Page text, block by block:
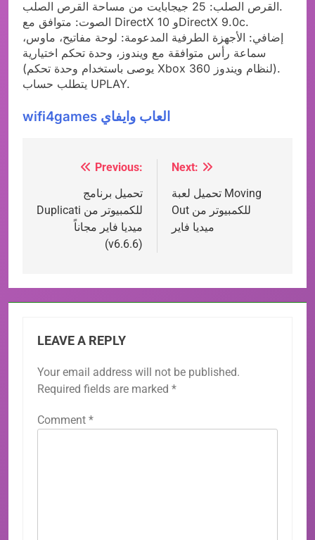
القرص الصلب: 25 جيجابايت من مساحة القرص الصلب.
الصوت: متوافق مع DirectX 10 وDirectX 9.0c.
إضافي: الأجهزة الطرفية المدعومة: لوحة مفاتيح، ماوس،
سماعة رأس متوافقة مع ويندوز، وحدة تحكم اختيارية
(يوصى باستخدام وحدة تحكم Xbox 360 لنظام ويندوز).
يتطلب حساب UPLAY.
wifi4games العاب وايفاي
navigation
Previous:
تحميل برنامج
Duplicati للكمبيوتر من
ميديا فاير مجاناً
(v6.6.6)
Next:
تحميل لعبة Moving
Out للكمبيوتر من
ميديا فاير
LEAVE A REPLY
Your email address will not be published.
Required fields are marked *
Comment *